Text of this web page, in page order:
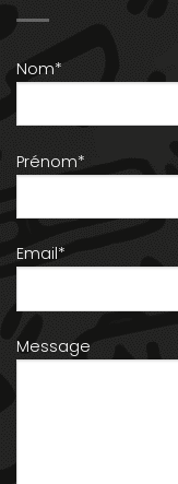
Nom*
Prénom*
Email*
Message